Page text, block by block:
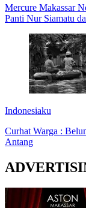
Mercure Makassar
Panti Nur Siamatu
Indonesiaku
Curhat Warga :
Antang